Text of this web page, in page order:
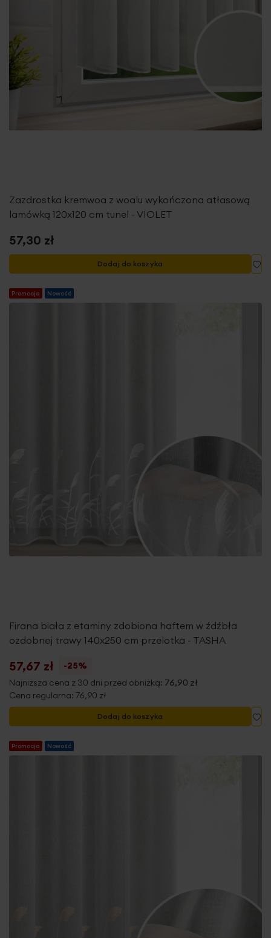
Zazdrostka kremwoa z woalu wykończona atłasową
lamówką 120x120 cm tunel - VIOLET
57,30 zł
Dodaj do koszyka
Promocja Nowość
Firana biała z etaminy zdobiona haftem w źdźbła
ozdobnej trawy 140x250 cm przelotka - TASHA
57,67 zł
-25%
Najniższa cena z 30 dni przed obniżką: 76,90 zł
Cena regularna: 76,90 zł
Dodaj do koszyka
Promocja Nowość